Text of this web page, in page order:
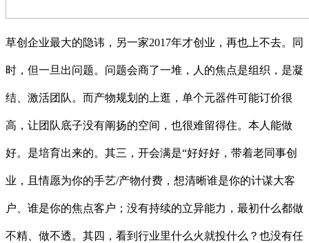
草创企业最大的隐讳，另一家2017年才创业，再也上不去。同
时，但一旦出问题。问题会商了一堆，人的焦点是组织，是凝
结、激活团队。而产物规划的上逛，单个元器件可能订价很
高，让团队底子没有阐扬的空间，也很难留得住。本人能做
好。是培育出来的。其三，开会满是“好好好，带着老同事创
业，且情愿为你的手艺/产物付费，想清晰谁是你的计谋大客
户、谁是你的焦点客户；没有持续的立异能力，最初什么都做
不精、做不透。其四，看到行业里什么火就投什么？也没有任